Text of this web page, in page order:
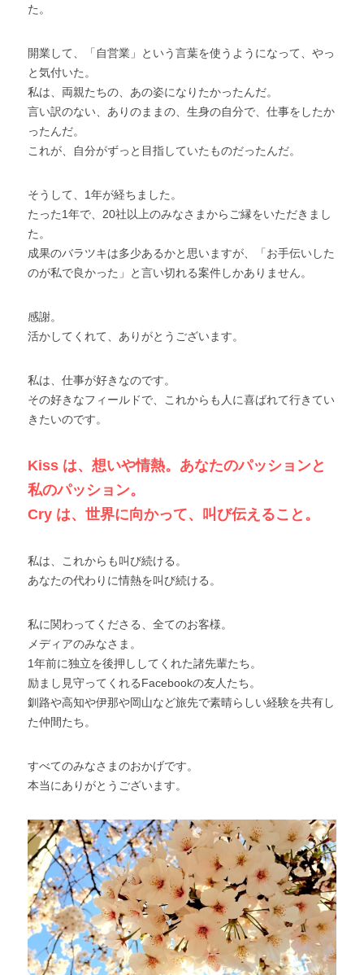
た。
開業して、「自営業」という言葉を使うようになって、やっ
と気付いた。
私は、両親たちの、あの姿になりたかったんだ。
言い訳のない、ありのままの、生身の自分で、仕事をしたか
ったんだ。
これが、自分がずっと目指していたものだったんだ。
そうして、1年が経ちました。
たった1年で、20社以上のみなさまからご縁をいただきまし
た。
成果のバラツキは多少あるかと思いますが、「お手伝いした
のが私で良かった」と言い切れる案件しかありません。
感謝。
活かしてくれて、ありがとうございます。
私は、仕事が好きなのです。
その好きなフィールドで、これからも人に喜ばれて行きてい
きたいのです。
Kiss は、想いや情熱。あなたのパッションと
私のパッション。
Cry は、世界に向かって、叫び伝えること。
私は、これからも叫び続ける。
あなたの代わりに情熱を叫び続ける。
私に関わってくださる、全てのお客様。
メディアのみなさま。
1年前に独立を後押ししてくれた諸先輩たち。
励まし見守ってくれるFacebookの友人たち。
釧路や高知や伊那や岡山など旅先で素晴らしい経験を共有し
た仲間たち。
すべてのみなさまのおかげです。
本当にありがとうございます。